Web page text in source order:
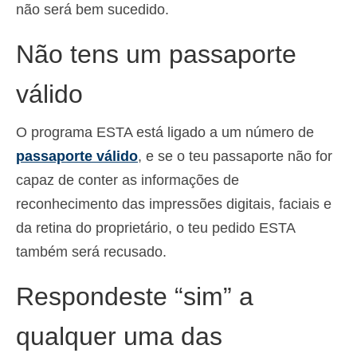
Polski(Polonês
Slovenčina(Eslavo)
não será bem sucedido.
Não tens um passaporte
válido
O programa ESTA está ligado a um número de
passaporte válido, e se o teu passaporte não for
capaz de conter as informações de
reconhecimento das impressões digitais, faciais e
da retina do proprietário, o teu pedido ESTA
também será recusado.
Respondeste “sim” a
qualquer uma das